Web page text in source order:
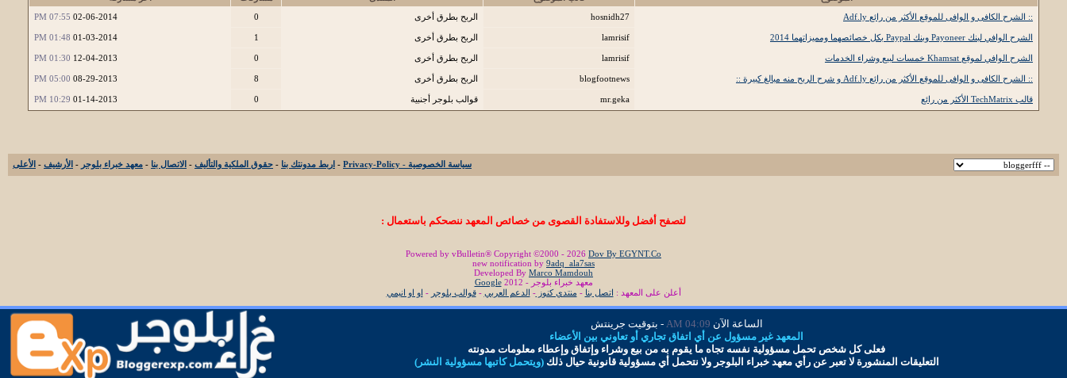
:: الشرح الكافى و الوافى للموقع الأكثر من رائع Adf.ly
hosnidh27 الربح بطرق أخرى 0
02-06-2014
07:55 PM
الشرح الوافي لبنك Payoneer وبنك Paypal بكل خصائصهما ومميزاتهما 2014 lamrisif الربح بطرق أخرى 1
01-03-2014
01:48 PM
الشرح الوافي لموقع Khamsat خمسات لبيع وشراء الخدمات lamrisif الربح بطرق أخرى 0
12-04-2013
01:30 PM
:: الشرح الكافى و الوافى للموقع الأكثر من رائع Adf.ly و شرح الربح منه مبالغ كبيرة :: blogfootnews الربح بطرق أخرى 8
08-29-2013
05:00 PM
قالب TechMatrix الأكثر من رائع mr.geka قوالب بلوجر أجنبية 0
01-14-2013
10:29 PM
سياسة الخصوصية - Privacy-Policy - اربط مدونتك بنا - حقوق الملكية والتأليف - الاتصال بنا - معهد خبراء بلوجر - الأرشيف - الأعلى
لتصفح أفضل وللاستفادة القصوى من خصائص المعهد ننصحكم باستعمال :
Powered by vBulletin® Copyright ©2000 - 2026 Dov By EGYNT.Co
new notification by 9adq_ala7sas
Developed By Marco Mamdouh
معهد خبراء بلوجر - 2012
Google
أعلن على المعهد : اتصل بنا - منتدي كنوز- الدعم العربي -قوالب بلوجر - او او انيمي
الساعة الآن 04:09 AM
- بتوقيت جرينتش
المعهد غير مسؤول عن أي اتفاق تجاري أو تعاوني بين الأعضاء
فعلى كل شخص تحمل مسؤولية نفسه تجاه ما يقوم به من بيع وشراء وإتفاق و عطاء معلومات مدونته
التعليقات المنشورة لا تعبر عن رأي معهدخبراء البلوجر ولا نتحمل أي مسؤولية قانونية حيال ذلك(ويتحمل كاتبها مسؤولية النشر)